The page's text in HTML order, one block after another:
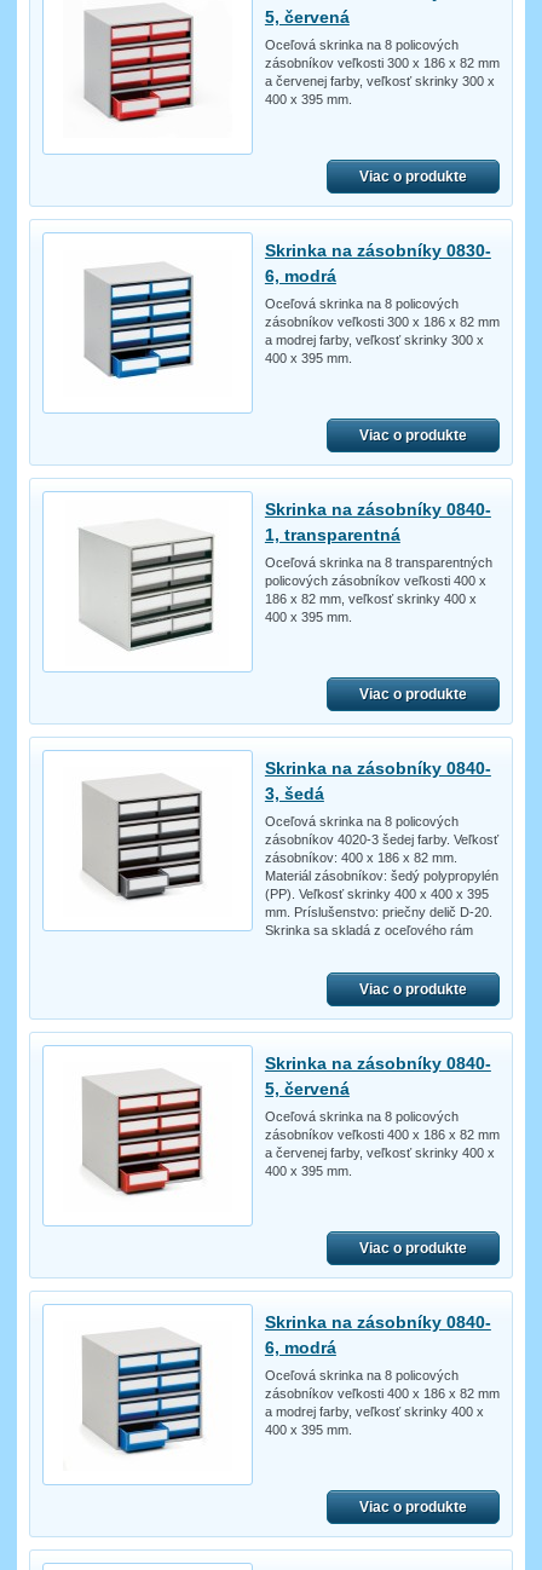
5, červená
Oceľová skrinka na 8 policových
zásobníkov veľkosti 300 x 186 x 82 mm
a červenej farby, veľkosť skrinky 300 x
400 x 395 mm.
Viac o produkte
Skrinka na zásobníky 0830-
6, modrá
Oceľová skrinka na 8 policových
zásobníkov veľkosti 300 x 186 x 82 mm
a modrej farby, veľkosť skrinky 300 x
400 x 395 mm.
Viac o produkte
Skrinka na zásobníky 0840-
1, transparentná
Oceľová skrinka na 8 transparentných
policových zásobníkov veľkosti 400 x
186 x 82 mm, veľkosť skrinky 400 x
400 x 395 mm.
Viac o produkte
Skrinka na zásobníky 0840-
3, šedá
Oceľová skrinka na 8 policových
zásobníkov 4020-3 šedej farby. Veľkosť
zásobníkov: 400 x 186 x 82 mm.
Materiál zásobníkov: šedý polypropylén
(PP). Veľkosť skrinky 400 x 400 x 395
mm. Príslušenstvo: priečny delič D-20.
Skrinka sa skladá z oceľového rám
Viac o produkte
Skrinka na zásobníky 0840-
5, červená
Oceľová skrinka na 8 policových
zásobníkov veľkosti 400 x 186 x 82 mm
a červenej farby, veľkosť skrinky 400 x
400 x 395 mm.
Viac o produkte
Skrinka na zásobníky 0840-
6, modrá
Oceľová skrinka na 8 policových
zásobníkov veľkosti 400 x 186 x 82 mm
a modrej farby, veľkosť skrinky 400 x
400 x 395 mm.
Viac o produkte